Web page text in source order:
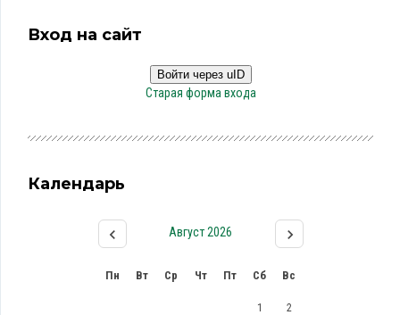
Вход на сайт
Войти через uID
Старая форма входа
Календарь
Август 2026
Пн Вт Ср Чт Пт Сб Вс
1 2